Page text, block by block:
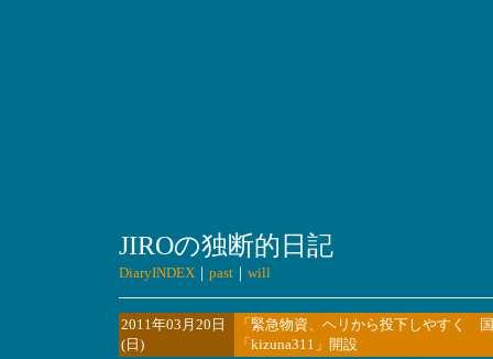
JIROの独断的日記
DiaryINDEX｜ past｜ will
2011年03月20日
(日)
「緊急物資、ヘリから投下しやすく
「kizuna311」開設